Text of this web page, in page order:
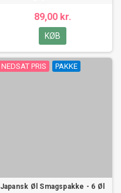
89,00 kr.
KØB
NEDSAT PRIS PAKKE
Japansk Øl Smagspakke - 6 Øl